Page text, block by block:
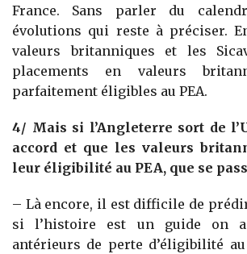
France. Sans parler du
évolutions qui reste à préciser.
valeurs britanniques et les
placements en valeurs
parfaitement éligibles au PEA.
4/ Mais si l’Angleterre sort de
accord et que les valeurs
leur éligibilité au PEA, que se
– Là encore, il est difficile de
si l’histoire est un guide on
antérieurs de perte d’éligibilité au